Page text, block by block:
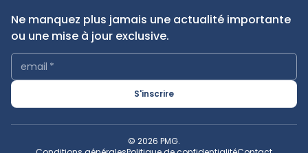
Ne manquez plus jamais une actualité importante
ou une mise à jour exclusive.
email *
S'inscrire
© 2026 PMG.